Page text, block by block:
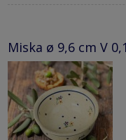
Miska ø 9,6 cm V